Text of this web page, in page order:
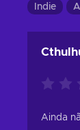
Indie
Ainda